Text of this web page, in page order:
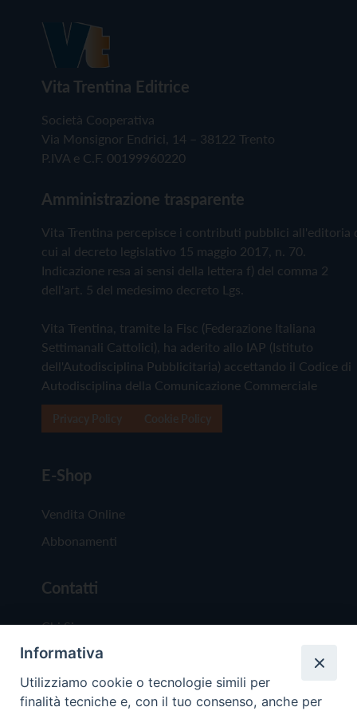
Vita Trentina Editrice
Società Cooperativa
Via Monsignor Endrici, 14 – 38122 Trento
P.IVA e C.F. 00199960220
Amministrazione trasparente
Vita Trentina percepisce i contributi pubblici all'editoria
cui al decreto legislativo 15 maggio 2017, n. 70.
Indicazione resa ai sensi della lettera f) del comma 2
dell'art. 5 del medesimo decreto Lgs.
Vita Trentina, tramite la Fisc (Federazione Italiana
Settimanali Cattolici), ha aderito allo IAP (Istituto
dell'Autodisciplina Pubblicitaria) accettando il Codice di
Autodisciplina della Comunicazione Commerciale
E-Shop
Vendita Online
Abbonamenti
Contatti
Chi Siamo
Redazione
Scrivici
Informativa
Utilizziamo cookie o tecnologie simili per
finalità tecniche e, con il tuo consenso, anche per